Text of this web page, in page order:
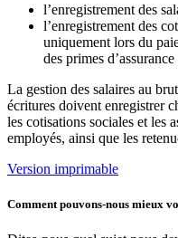
l’enregistrement des
l’enregistrement des
uniquement lors du
des primes
La gestion des salaires au
écritures doivent enregistrer
les cotisations sociales et les
employés, ainsi que les
Version imprimable
Comment pouvons-nous mieux